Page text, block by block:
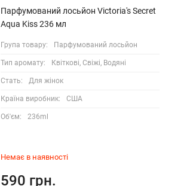
Парфумований лосьйон Victoria's Secret
Aqua Kiss 236 мл
Група товару: Парфумований лосьйон
Тип аромату: Квіткові, Свіжі, Водяні
Стать: Для жінок
Країна виробник: США
Об'єм: 236ml
Немає в наявності
590 грн.